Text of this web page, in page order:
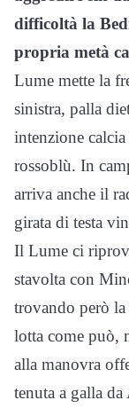
difficoltà la
propria metà
Lume mette la
sinistra, palla
intenzione
rossoblù. In
arriva anche il
girata di testa
Il Lume ci
stavolta con
trovando però
lotta come può,
alla manovra
tenuta a galla